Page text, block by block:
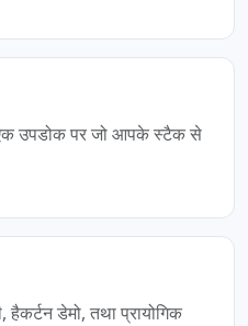
उपडोक पर जो आपके स्टैक से
डेमो, तथा प्रायोगिक